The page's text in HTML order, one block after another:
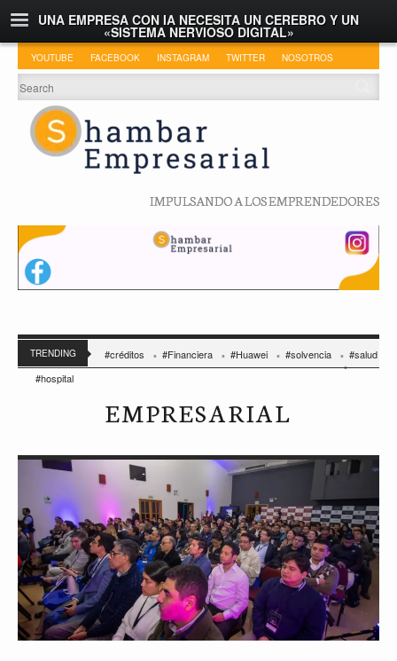
UNA EMPRESA CON IA NECESITA UN CEREBRO Y UN
«SISTEMA NERVIOSO DIGITAL»
YOUTUBE FACEBOOK INSTAGRAM TWITTER NOSOTROS
IMPULSANDO A LOS EMPRENDEDORES
TRENDING #créditos #Financiera #Huawei #solvencia
#salud
#hospital
EMPRESARIAL